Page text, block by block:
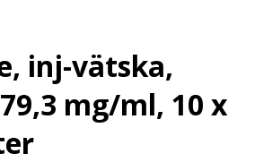
inj-vätska,
mg/ml, 10 x